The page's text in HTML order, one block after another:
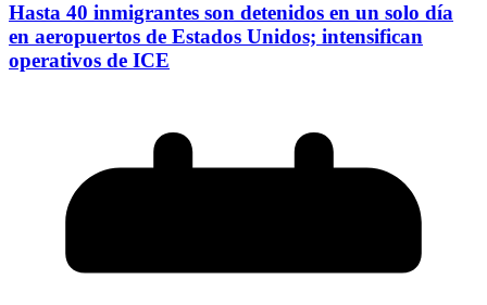
Hasta 40 inmigrantes son detenidos en un solo día
en aeropuertos de Estados Unidos; intensifican
operativos de ICE